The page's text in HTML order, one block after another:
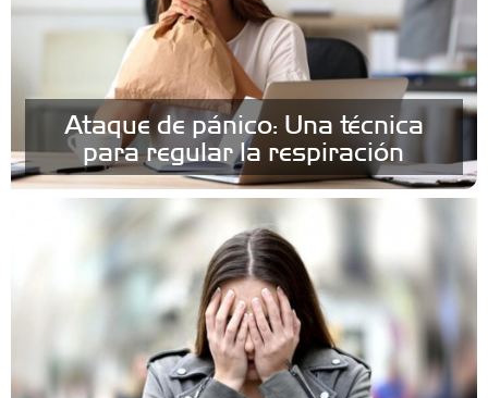
Ataque de pánico: Una técnica
para regular la respiración